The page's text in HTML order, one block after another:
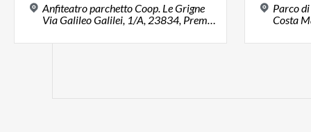
Anfiteatro parchetto Coop. Le Grigne
Via Galileo Galilei, 1/A, 23834, Premana, LC
Parco
Costa